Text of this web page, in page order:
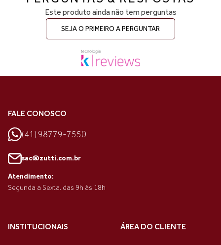
Este produto ainda não tem perguntas
SEJA O PRIMEIRO A PERGUNTAR
FALE CONOSCO
(41) 98779-7550
sac@zutti.com.br
Atendimento:
Segunda a Sexta. das 9h às 18h
INSTITUCIONAIS ÁREA DO CLIENTE